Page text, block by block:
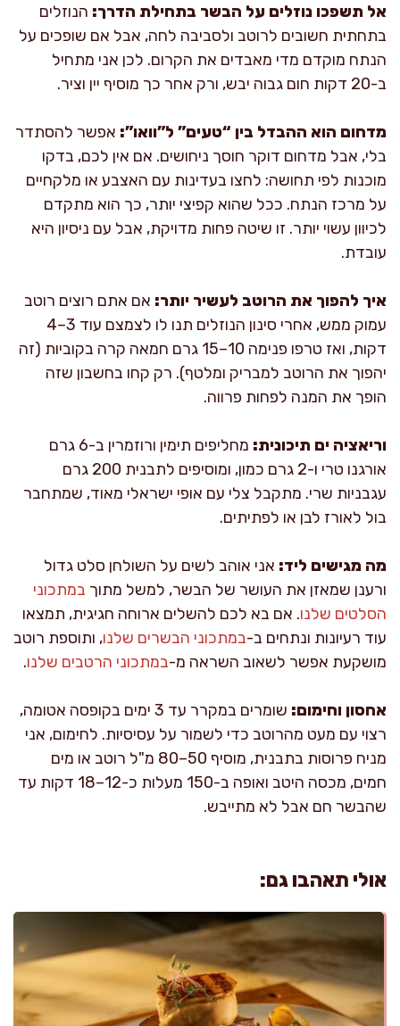
אל תשפכו נוזלים על הבשר בתחילת הדרך: הנוזלים
בתחתית חשובים לרוטב ולסביבה לחה, אבל אם שופכים על
הנתח מוקדם מדי מאבדים את הקרום. לכן אני מתחיל
ב-20 דקות חום גבוה יבש, ורק אחר כך מוסיף יין וציר.
מדחום הוא ההבדל בין “טעים” ל”וואו”: אפשר להסתדר
בלי, אבל מדחום דוקר חוסך ניחושים. אם אין לכם, בדקו
מוכנות לפי תחושה: לחצו בעדינות עם האצבע או מלקחיים
על מרכז הנתח. ככל שהוא קפיצי יותר, כך הוא מתקדם
לכיוון עשוי יותר. זו שיטה פחות מדויקת, אבל עם ניסיון היא
עובדת.
איך להפוך את הרוטב לעשיר יותר: אם אתם רוצים רוטב
עמוק ממש, אחרי סינון הנוזלים תנו לו לצמצם עוד 3–4
דקות, ואז טרפו פנימה 10–15 גרם חמאה קרה בקוביות (זה
יהפוך את הרוטב למבריק ומלטף). רק קחו בחשבון שזה
הופך את המנה לפחות פרווה.
וריאציה ים תיכונית:
מחליפים תימין ורוזמרין ב-6 גרם
אורגנו טרי ו-2 גרם כמון, ומוסיפים לתבנית 200 גרם
עגבניות שרי. מתקבל צלי עם אופי ישראלי מאוד, שמתחבר
בול לאורז לבן או לפתיתים.
מה מגישים ליד: אני אוהב לשים על השולחן סלט גדול
ורענן שמאזן את העושר של הבשר, למשל מתוך במתכוני
הסלטים שלנו. אם בא לכם להשלים ארוחה חגיגית, תמצאו
עוד רעיונות ונתחים ב-במתכוני הבשרים שלנו, ותוספת רוטב
מושקעת אפשר לשאוב השראה מ-במתכוני הרטבים שלנו.
אחסון וחימום:
שומרים במקרר עד 3 ימים בקופסה אטומה,
רצוי עם מעט מהרוטב כדי לשמור על עסיסיות. לחימום, אני
מניח פרוסות בתבנית, מוסיף 50–80 מ"ל רוטב או מים
חמים, מכסה היטב ואופה ב-150 מעלות כ-12–18 דקות עד
שהבשר חם אבל לא מתייבש.
אולי תאהבו גם: